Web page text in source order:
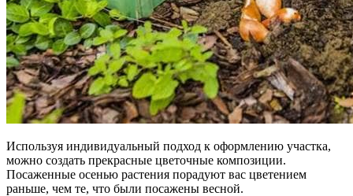
Используя индивидуальный подход к оформлению участка,
можно создать прекрасные цветочные композиции.
Посаженные осенью растения порадуют вас цветением
раньше, чем те, что были посажены весной.